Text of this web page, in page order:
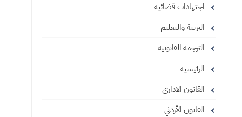
اجتهادات قضائية
التربية والتعليم
الترجمة القانونية
الرئيسية
القانون الاداري
القانون الأردني